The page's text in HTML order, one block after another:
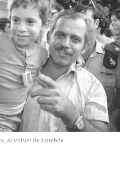
al volver de Entebbe